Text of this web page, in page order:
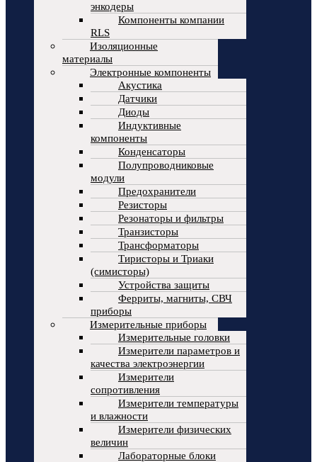
энкодеры
Компоненты компании
RLS
Изоляционные
материалы
Электронные компоненты
Акустика
Датчики
Диоды
Индуктивные
компоненты
Конденсаторы
Полупроводниковые
модули
Предохранители
Резисторы
Резонаторы и фильтры
Транзисторы
Трансформаторы
Тиристоры и Триаки
(симисторы)
Устройства защиты
Ферриты, магниты, СВЧ
приборы
Измерительные приборы
Измерительные головки
Измерители параметров и
качества электроэнергии
Измерители
сопротивления
Измерители температуры
и влажности
Измерители физических
величин
Лабораторные блоки